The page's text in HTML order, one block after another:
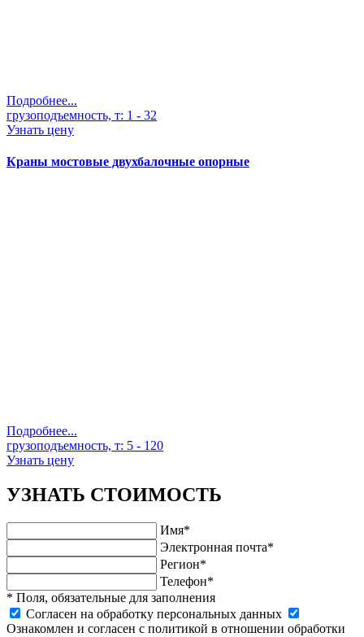
Подробнее...
грузоподъемность, т: 1 - 32
Узнать цену
Краны мостовые двухбалочные опорные
Подробнее...
грузоподъемность, т: 5 - 120
Узнать цену
УЗНАТЬ СТОИМОСТЬ
Имя*
Электронная почта*
Регион*
Телефон*
* Поля, обязательные для заполнения
Cогласен на обработку персональных данных
Ознакомлен и согласен с политикой в отношении обработки